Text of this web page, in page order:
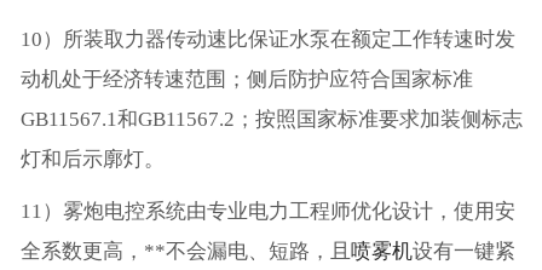
10）所装取力器传动速比保证水泵在额定工作转速时发
动机处于经济转速范围；侧后防护应符合国家标准
GB11567.1和GB11567.2；按照国家标准要求加装侧标志
灯和后示廓灯。
11）雾炮电控系统由专业电力工程师优化设计，使用安
全系数更高，**不会漏电、短路，且 喷雾机设有一键紧